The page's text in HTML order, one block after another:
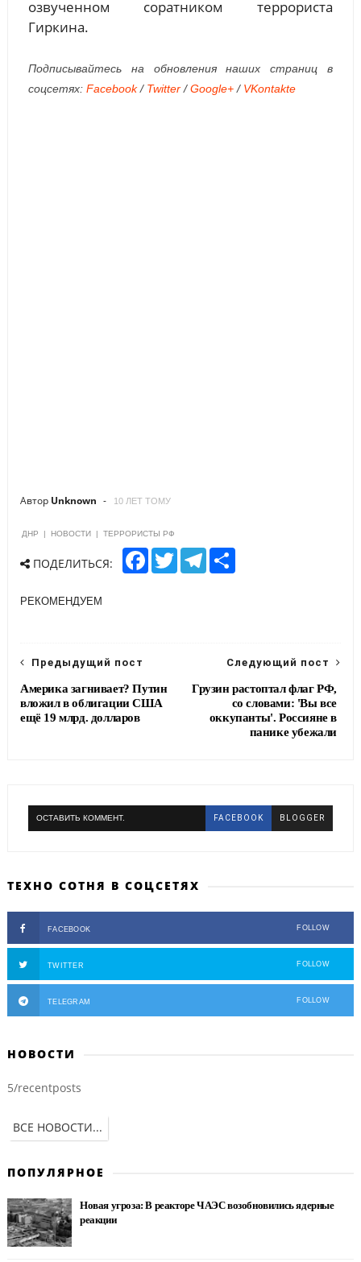
озвученном соратником террориста
Гиркина.
Подписывайтесь на обновления наших страниц в
соцсетях: Facebook/ Twitter/Google+/ VKontakte
Автор Unknown 10 ЛЕТ ТОМУ
ДНР НОВОСТИ ТЕРРОРИСТЫ РФ
ПОДЕЛИТЬСЯ:
F
T
T
e
S
РЕКОМЕНДУЕМ
Следующий пост
Грузин растоптал флаг РФ,
со словами: 'Вы все
оккупанты'. Россияне в
панике убежали
Предыдущий пост
Америка загнивает? Путин
вложил в облигации США
ещё 19 млрд. долларов
ОСТАВИТЬ КОММЕНТ. FACEBOOK BLOGGER
ТЕХНО СОТНЯ В СОЦСЕТЯХ
FACEBOOK FOLLOW
TWITTER FOLLOW
TELEGRAM FOLLOW
НОВОСТИ
5/recentposts
ВСЕ НОВОСТИ...
ПОПУЛЯРНОЕ
Новая угроза: В реакторе ЧАЭС возобновились ядерные
реакции